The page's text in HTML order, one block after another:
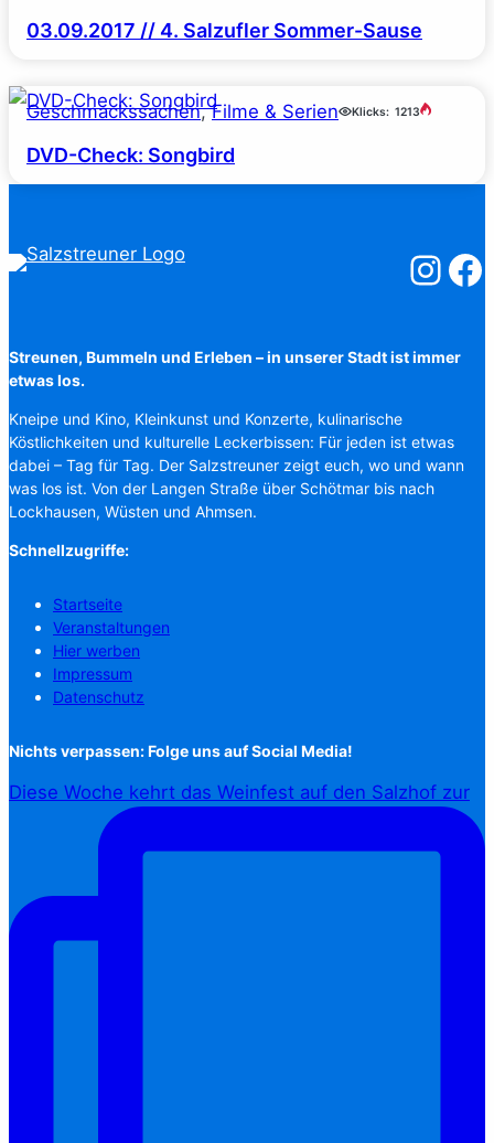
03.09.2017 // 4. Salzufler Sommer-Sause
Geschmackssachen, Filme & Serien Klicks: 1213
DVD-Check: Songbird
Streunen, Bummeln und Erleben – in unserer Stadt ist immer
etwas los.
Kneipe und Kino, Kleinkunst und Konzerte, kulinarische
Köstlichkeiten und kulturelle Leckerbissen: Für jeden ist etwas
dabei – Tag für Tag. Der Salzstreuner zeigt euch, wo und wann
was los ist. Von der Langen Straße über Schötmar bis nach
Lockhausen, Wüsten und Ahmsen.
Schnellzugriffe:
Startseite
Veranstaltungen
Hier werben
Impressum
Datenschutz
Nichts verpassen: Folge uns auf Social Media!
Diese Woche kehrt das Weinfest auf den Salzhof zur